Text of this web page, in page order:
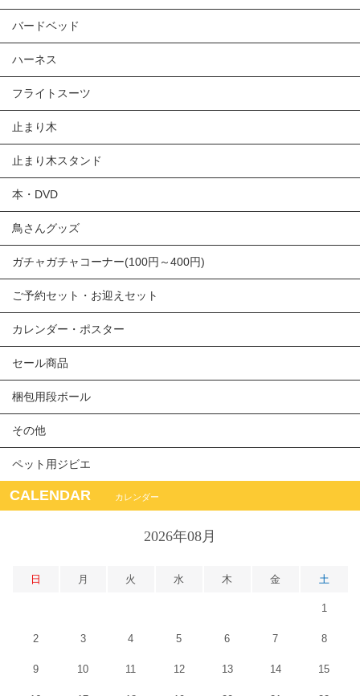
バードベッド
ハーネス
フライトスーツ
止まり木
止まり木スタンド
本・DVD
鳥さんグッズ
ガチャガチャコーナー(100円～400円)
ご予約セット・お迎えセット
カレンダー・ポスター
セール商品
梱包用段ボール
その他
ペット用ジビエ
CALENDAR カレンダー
2026年08月
日 月 火 水 木 金 土
1
2 3 4 5 6 7 8
9 10 11 12 13 14 15